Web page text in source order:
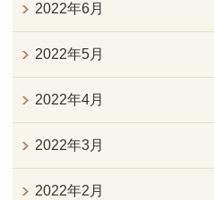
2022年6月
2022年5月
2022年4月
2022年3月
2022年2月